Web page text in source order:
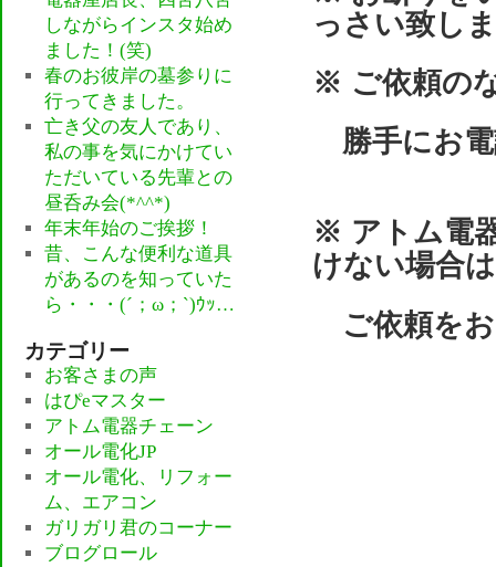
っさい致し
※ ご依頼の
勝手にお電
※ アトム電
けない場合は
ご依頼を
しながらインスタ始め
ました！(笑)
春のお彼岸の墓参りに
行ってきました。
亡き父の友人であり、
私の事を気にかけてい
ただいている先輩との
昼呑み会(*^^*)
年末年始のご挨拶！
昔、こんな便利な道具
があるのを知っていた
ら・・・(´；ω；`)ｳｯ…
カテゴリー
お客さまの声
はぴeマスター
アトム電器チェーン
オール電化JP
オール電化、リフォー
ム、エアコン
ガリガリ君のコーナー
ブログロール